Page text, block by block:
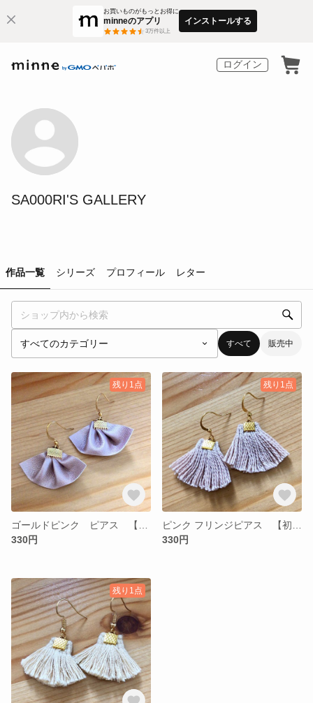
お買いものがもっとお得に
minneのアプリ
3万件以上
インストールする
ログイン
SA000RI'S GALLERY
作品一覧 シリーズ プロフィール レター
すべて 販売中
残り1点
330円
残り1点
330円
残り1点